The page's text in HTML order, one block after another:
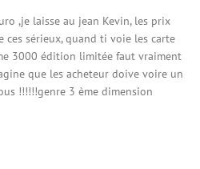
,je laisse au jean Kevin, les prix
ces sérieux, quand ti voie les carte
3000 édition limitée faut vraiment
que les acheteur doive voire un
!!!!!!genre 3 ème dimension